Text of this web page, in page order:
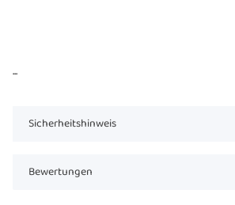
...
Sicherheitshinweis
Bewertungen